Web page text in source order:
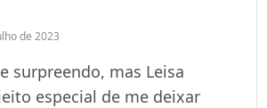
de 2023
surpreendo, mas Leisa
especial de me deixar